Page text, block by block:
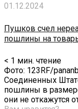
01.12.2024
Пушков счел
пошлины на
< 1 мин. чтение
Фото: 123RF/
Соединенных
пошлины в
они не откажутся